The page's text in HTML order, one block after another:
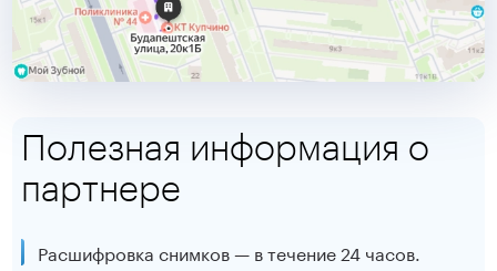
Полезная информация о
партнере
Расшифровка снимков — в течение 24 часов.